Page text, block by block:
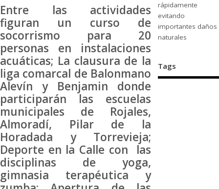
Entre las actividades
figuran un curso de
socorrismo para 20
personas en instalaciones
acuáticas; La clausura de la
liga comarcal de Balonmano
Alevín y Benjamin donde
participarán las escuelas
municipales de Rojales,
Almoradí, Pilar de la
Horadada y Torrevieja;
Deporte en la Calle con las
disciplinas de yoga,
gimnasia terapéutica y
rápidamente
evitando
importantes daños
naturales
Tags